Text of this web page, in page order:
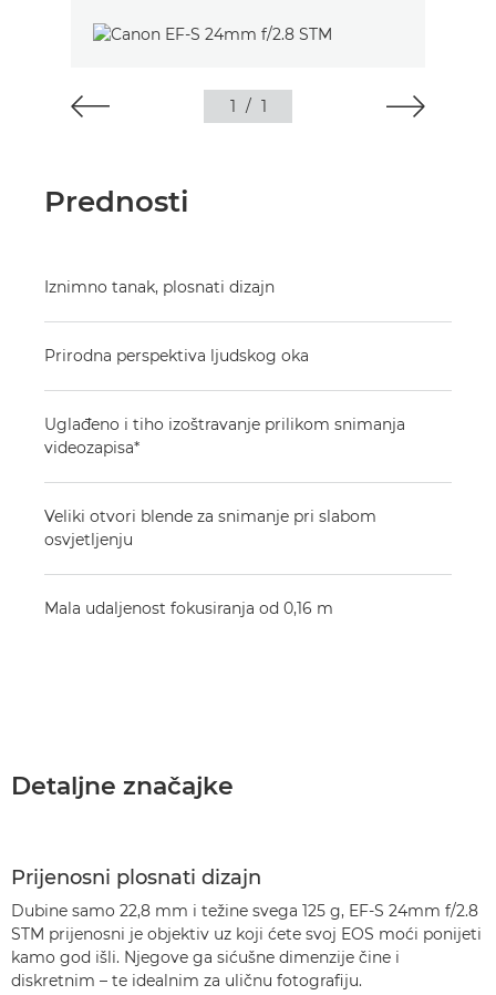
1 / 1
Prednosti
Iznimno tanak, plosnati dizajn
Prirodna perspektiva ljudskog oka
Uglađeno i tiho izoštravanje prilikom snimanja
videozapisa*
Veliki otvori blende za snimanje pri slabom
osvjetljenju
Mala udaljenost fokusiranja od 0,16 m
Detaljne značajke
Prijenosni plosnati dizajn
Dubine samo 22,8 mm i težine svega 125 g, EF-S 24mm f/2.8
STM prijenosni je objektiv uz koji ćete svoj EOS moći ponijeti
kamo god išli. Njegove ga sićušne dimenzije čine i
diskretnim – te idealnim za uličnu fotografiju.